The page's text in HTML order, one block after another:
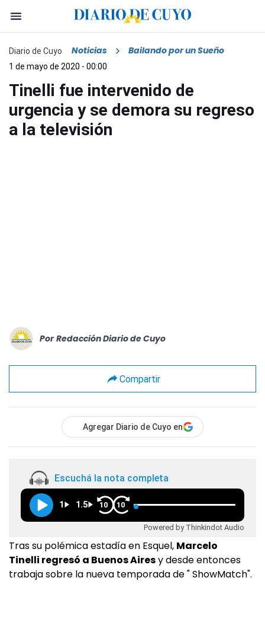
Diario de Cuyo Noticias Bailando por un Sueño
1 de mayo de 2020 - 00:00
Tinelli fue intervenido de
urgencia y se demora su regreso
a la televisión
Por Redacción Diario de Cuyo
Compartir
Agregar Diario de Cuyo en
Escuchá la nota completa
1 1.5 10 10
Powered by Thinkindot Audio
Tras su polémica estadía en Esquel, Marcelo
Tinelli regresó a Buenos Airesy desde entonces
trabaja sobre la nueva temporada de " ShowMatch".